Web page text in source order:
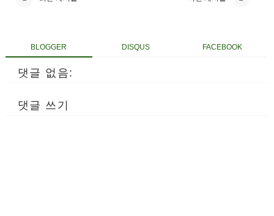
BLOGGER DISQUS FACEBOOK
댓글 없음:
댓글 쓰기